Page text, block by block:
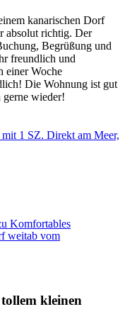
kanarischen Dorf
absolut richtig. Der
Begrüßung und
freundlich und
einer Woche
Die Wohnung ist gut
gerne wieder!
1 SZ. Direkt am Meer,
Komfortables
weitab vom
kleinen